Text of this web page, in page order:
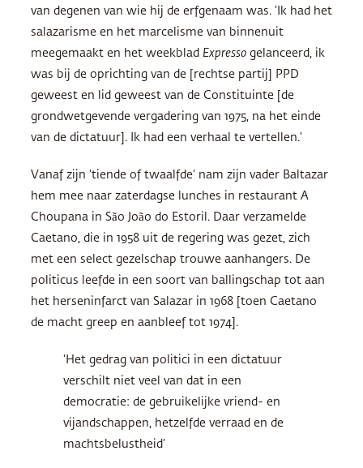
van degenen van wie hij de erfgenaam was. ‘Ik had het
salazarisme en het marcelisme van binnenuit
meegemaakt en het weekblad Expresso gelanceerd, ik
was bij de oprichting van de [rechtse partij]
PPD
geweest en lid geweest van de Constituinte [de
grondwetgevende vergadering van 1975, na het einde
van de dictatuur]. Ik had een verhaal te vertellen.’
Vanaf zijn ‘tiende of twaalfde’ nam zijn vader Baltazar
hem mee naar zaterdagse lunches in restaurant A
Choupana in São João do Estoril. Daar verzamelde
Caetano, die in 1958 uit de regering was gezet, zich
met een select gezelschap trouwe aanhangers. De
politicus leefde in een soort van ballingschap tot aan
het herseninfarct van Salazar in 1968 [toen Caetano
de macht greep en aanbleef tot 1974].
‘Het gedrag van politici in een dictatuur
verschilt niet veel van dat in een
democratie: de gebruikelijke vriend- en
vijandschappen, hetzelfde verraad en de
machtsbelustheid’